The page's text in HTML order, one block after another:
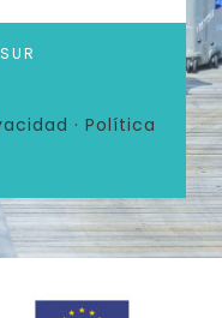
· Política